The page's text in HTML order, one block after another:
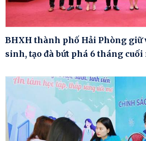
BHXH thành phố Hải Phòng giữ
sinh, tạo đà bứt phá 6 tháng cuối